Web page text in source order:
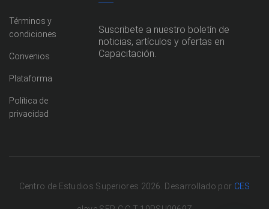
Términos y
condiciones
Convenios
Plataforma
Política de
privacidad
Suscribete a nuestro boletín de
noticias, artículos y ofertas en
Capacitación.
Centro de Estudios Superiores 2026. Desarrollado por CES